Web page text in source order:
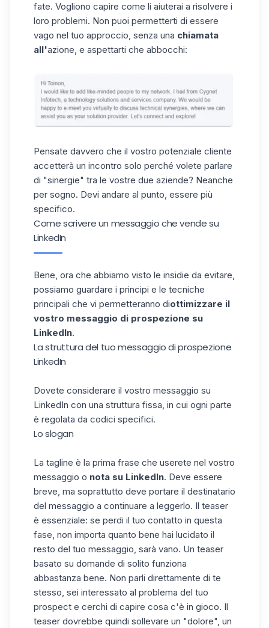
fate. Vogliono capire come li aiuterai a risolvere i
loro problemi. Non puoi permetterti di essere
vago nel tuo approccio, senza una chiamata
all'azione, e aspettarti che abbocchi:
Pensate davvero che il vostro potenziale cliente
accetterà un incontro solo perché volete parlare
di "sinergie" tra le vostre due aziende? Neanche
per sogno. Devi andare al punto, essere più
specifico.
Come scrivere un messaggio che vende su
LinkedIn
Bene, ora che abbiamo visto le insidie da evitare,
possiamo guardare i principi e le tecniche
principali che vi permetteranno diottimizzare il
vostro messaggio di prospezione su
LinkedIn.
La struttura del tuo messaggio di prospezione
LinkedIn
Dovete considerare il vostro messaggio su
LinkedIn con una struttura fissa, in cui ogni parte
è regolata da codici specifici.
Lo slogan
La tagline è la prima frase che userete nel vostro
messaggio o nota su LinkedIn. Deve essere
breve, ma soprattutto deve portare il destinatario
del messaggio a continuare a leggerlo. Il teaser
è essenziale: se perdi il tuo contatto in questa
fase, non importa quanto bene hai lucidato il
resto del tuo messaggio, sarà vano. Un teaser
basato su domande di solito funziona
abbastanza bene. Non parli direttamente di te
stesso, sei interessato al problema del tuo
prospect e cerchi di capire cosa c'è in gioco. Il
teaser dovrebbe quindi sollevare un "dolore", un